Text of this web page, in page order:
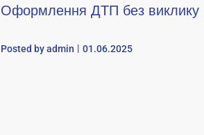
Оформлення ДТП без виклику
Posted byadmin 01.06.2025